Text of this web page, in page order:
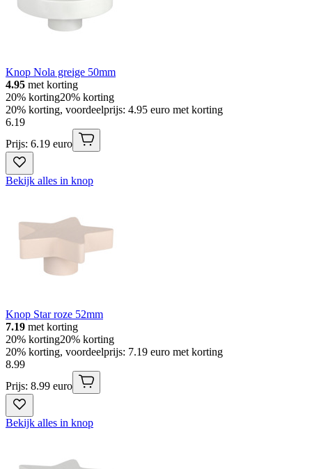
Knop Nola greige 50mm
4.95 met korting
20% korting20% korting
20% korting, voordeelprijs: 4.95 euro met korting
6.19
Prijs: 6.19 euro
Bekijk alles in knop
Knop Star roze 52mm
7.19 met korting
20% korting20% korting
20% korting, voordeelprijs: 7.19 euro met korting
8.99
Prijs: 8.99 euro
Bekijk alles in knop